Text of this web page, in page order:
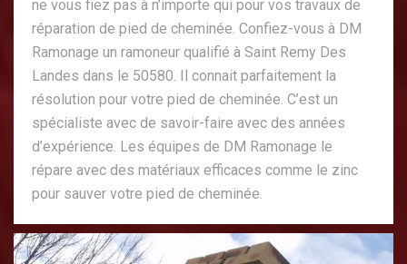
ne vous fiez pas à n’importe qui pour vos travaux de
réparation de pied de cheminée. Confiez-vous à DM
Ramonage un ramoneur qualifié à Saint Remy Des
Landes dans le 50580. Il connait parfaitement la
résolution pour votre pied de cheminée. C’est un
spécialiste avec de savoir-faire avec des années
d’expérience. Les équipes de DM Ramonage le
répare avec des matériaux efficaces comme le zinc
pour sauver votre pied de cheminée.